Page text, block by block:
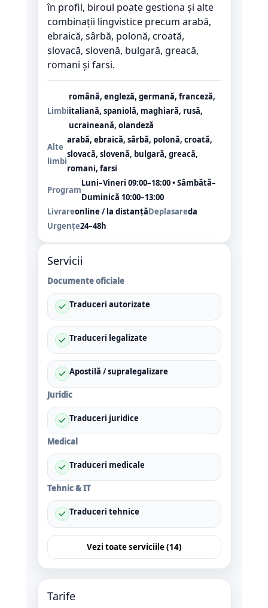
în profil, biroul poate gestiona și alte
combinații lingvistice precum arabă,
ebraică, sârbă, polonă, croată,
slovacă, slovenă, bulgară, greacă,
romani și farsi.
Limbi
română, engleză, germană, franceză,
italiană, spaniolă, maghiară, rusă,
ucraineană, olandeză
Alte
limbi
arabă, ebraică, sârbă, polonă, croată,
slovacă, slovenă, bulgară, greacă,
romani, farsi
Program
Luni–Vineri 09:00–18:00 • Sâmbătă–
Duminică 10:00–13:00
Livrareonline / la distanțăDeplasareda
Urgențe24–48h
Servicii
Documente oficiale
Traduceri autorizate
Traduceri legalizate
Apostilă / supralegalizare
Juridic
Traduceri juridice
Medical
Traduceri medicale
Tehnic & IT
Traduceri tehnice
Vezi toate serviciile (14)
Tarife